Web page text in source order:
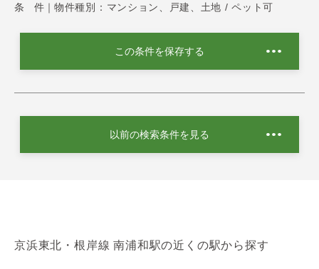
条 件｜ 物件種別：マンション、戸建、土地 / ペット可
この条件を保存する
以前の検索条件を見る
京浜東北・根岸線 南浦和駅の近くの駅から探す